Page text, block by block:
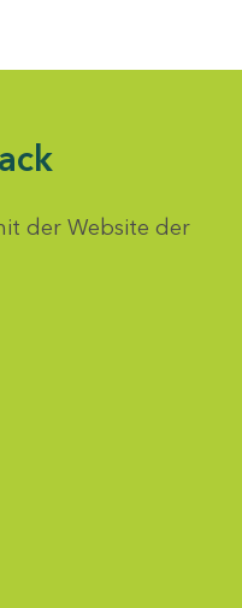
der Website der
auswählen